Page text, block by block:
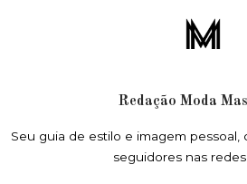
Redação Moda
Seu guia de estilo e imagem pessoal,
seguidores nas redes